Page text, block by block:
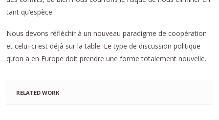
tant qu’espèce.
Nous devons réfléchir à un nouveau paradigme de coopération
et celui-ci est déjà sur la table. Le type de discussion politique
qu’on a en Europe doit prendre une forme totalement nouvelle.
RELATED WORK